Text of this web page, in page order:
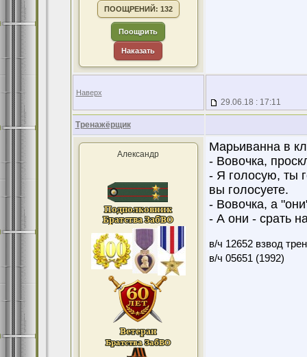
ПООЩРЕНИЙ: 132
Поощрить
Наказать
Наверх
29.06.18 : 17:11
Тренажёрщик
Александр
Марьиванна в
- Вовочка,
- Я голосую, ты
вы голосуете.
- Вовочка, а
- А они - срать
в/ч 12652 взвод
в/ч 05651 (1992)